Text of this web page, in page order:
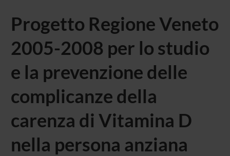
Progetto Regione Veneto
2005-2008 per lo studio
e la prevenzione delle
complicanze della
carenza di Vitamina D
nella persona anziana